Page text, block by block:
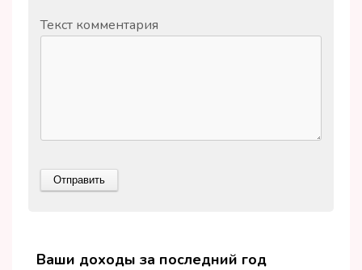
Текст комментария
Ваши доходы за последний год